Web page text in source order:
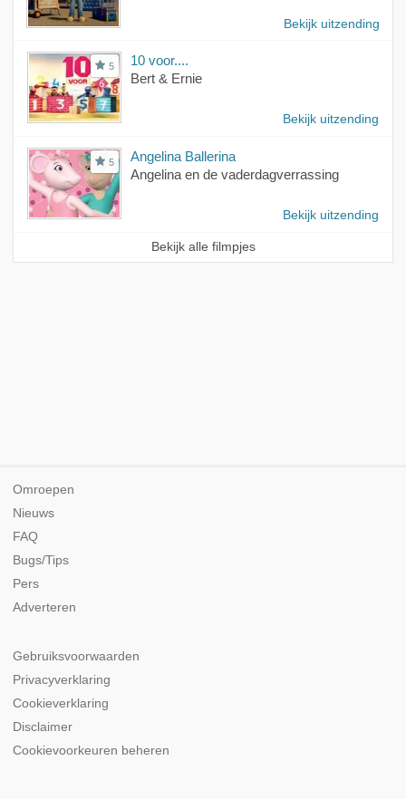
Bekijk uitzending
5
10 voor....
Bert & Ernie
Bekijk uitzending
5
Angelina Ballerina
Angelina en de vaderdagverrassing
Bekijk uitzending
Bekijk alle filmpjes
Omroepen
Nieuws
FAQ
Bugs/Tips
Pers
Adverteren
Gebruiksvoorwaarden
Privacyverklaring
Cookieverklaring
Disclaimer
Cookievoorkeuren beheren